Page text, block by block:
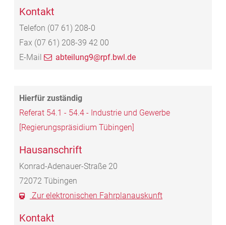
Kontakt
Telefon (07 61) 208-0
Fax (07 61) 208-39 42 00
E-Mail
abteilung9@rpf.bwl.de
Referat 54.1 - 54.4 - Industrie und Gewerbe
[Regierungspräsidium Tübingen]
Hausanschrift
Konrad-Adenauer-Straße 20
72072 Tübingen
Zur elektronischen Fahrplanauskunft
Kontakt